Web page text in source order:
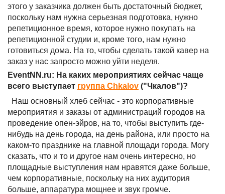
этого у заказчика должен быть достаточный бюджет,
поскольку нам нужна серьезная подготовка, нужно
репетиционное время, которое нужно покупать на
репетиционной студии и, кроме того, нам нужно
готовиться дома. На то, чтобы сделать такой кавер на
заказ у нас запросто можно уйти неделя.
EventNN.ru: На каких мероприятиях сейчас чаще
всего выступает группа Chkalov ("Чкалов")?
Наш основный хлеб сейчас - это корпоративные
мероприятия и заказы от администраций городов на
проведение опен-эйров, на то, чтобы выступить где-
нибудь на день города, на день района, или просто на
каком-то празднике на главной площади города. Могу
сказать, что и то и другое нам очень интересно, но
площадные выступления нам нравятся даже больше,
чем корпоративные, поскольку на них аудитория
больше, аппаратура мощнее и звук громче.